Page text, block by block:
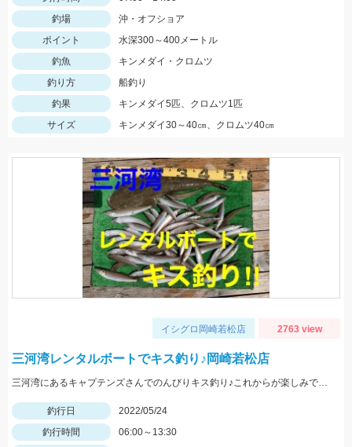
釣場
沖・オフショア
ポイント
水深300～400メートル
釣魚
キンメダイ・クロムツ
釣り方
船釣り
釣果
キンメダイ5匹、クロムツ1匹
サイズ
キンメダイ30～40㎝、クロムツ40㎝
イシグロ岡崎若松店 2763 view
三河湾レンタルボートでキス釣り♪岡崎若松店
三河湾にあるキャプテンズさんでのんびりキス釣り♪これからが楽しみですね♪
釣行日
2022/05/24
釣行時間
06:00～13:30